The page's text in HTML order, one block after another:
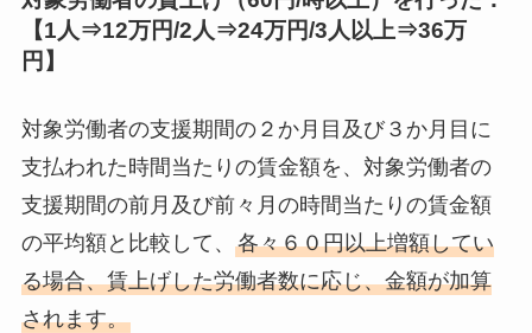
【1人⇒12万円/2人⇒24万円/3人以上⇒36万
円】
対象労働者の支援期間の２か月目及び３か月目に
支払われた時間当たりの賃金額を、対象労働者の
支援期間の前月及び前々月の時間当たりの賃金額
の平均額と比較して、 各々６０円以上増額してい
る場合、賃上げした労働者数に応じ、金額が加算
されます。